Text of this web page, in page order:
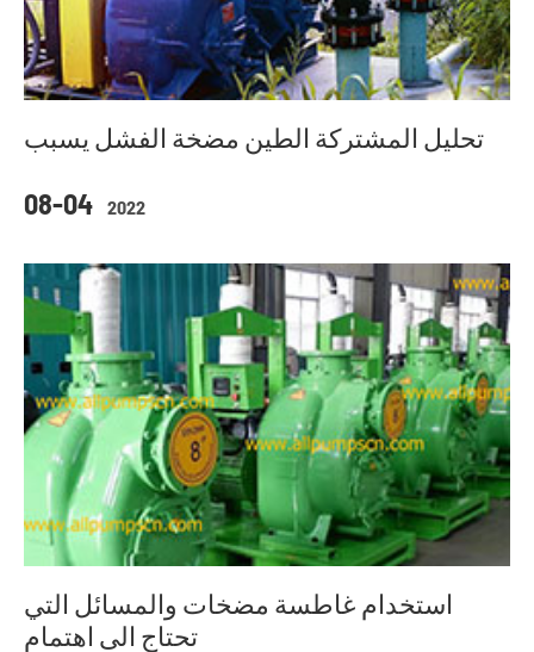
08-04 2022
تحليل المشتركة الطين مضخة الفشل يسبب
استخدام غاطسة مضخات والمسائل التي
تحتاج الى اهتمام